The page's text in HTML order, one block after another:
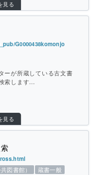
択できます。
開く
雑誌
ースを横断して検索（カー
リル Unitrad API」による
全国の図書館で初導入さ
開く
見る
G0000438komonjo
ーが所蔵している古文書
索します...
情報センター
見る
図書館）
蔵書一般